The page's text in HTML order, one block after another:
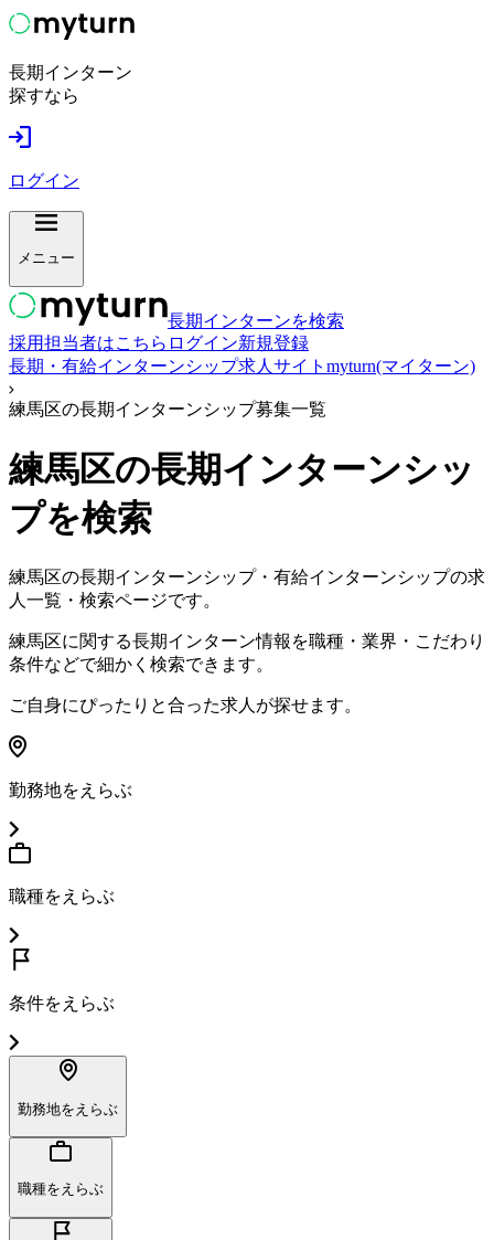
長期インターン
探すなら
ログイン
メニュー
長期インターンを検索
採用担当者はこちら ログイン新規登録
長期・有給インターンシップ求人サイトmyturn(マイターン)
練馬区の長期インターンシップ募集一覧
練馬区の長期インターンシッ
プを検索
練馬区の長期インターンシップ・有給インターンシップの求
人一覧・検索ページです。
練馬区に関する長期インターン情報を職種・業界・こだわり
条件などで細かく検索できます。
ご自身にぴったりと合った求人が探せます。
勤務地をえらぶ
職種をえらぶ
条件をえらぶ
勤務地をえらぶ
職種をえらぶ